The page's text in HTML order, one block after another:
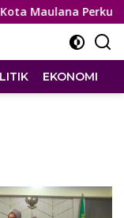
Perkuat
EKONOMI